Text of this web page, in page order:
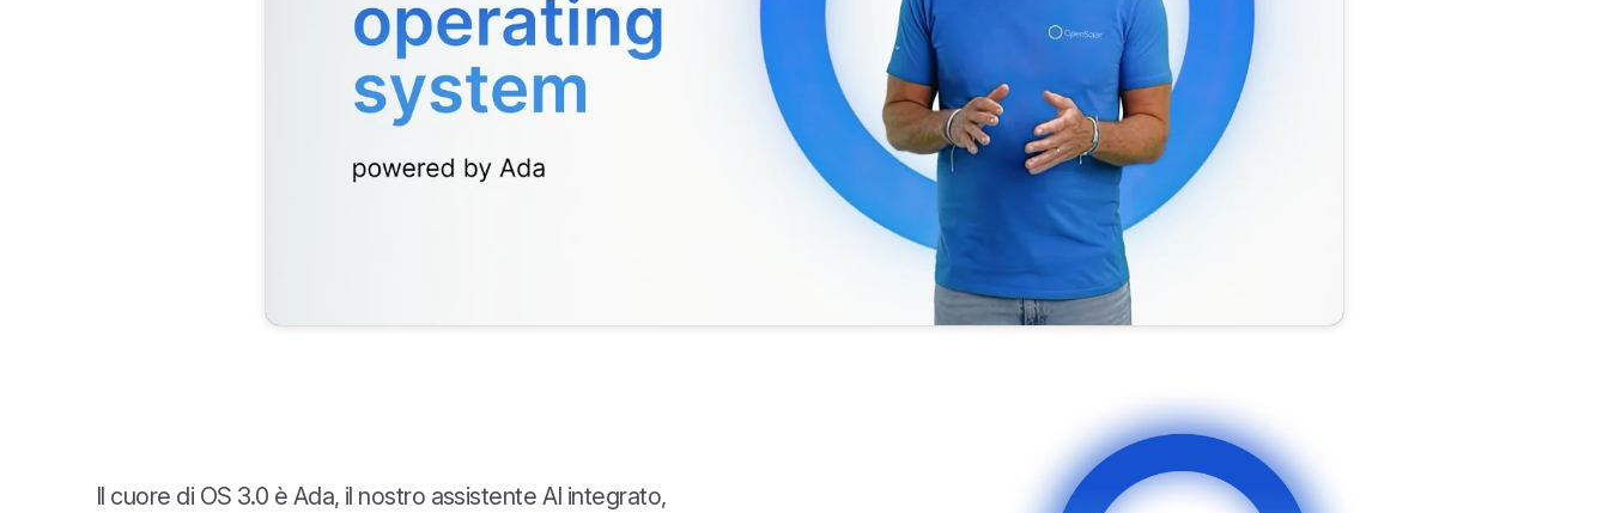
Il cuore di OS 3.0 è Ada, il nostro assistente AI integrato,